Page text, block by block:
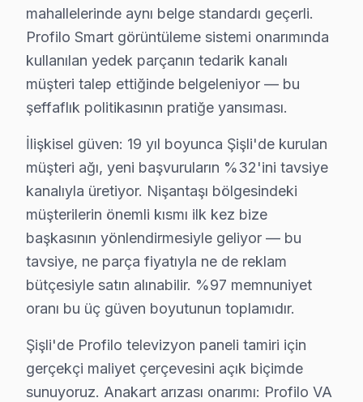
Kuştepe Mahallesi, müreffeh bir yaşam alanı
Mahmut Şevket Paşa'da Profilo TV Servisi
Mahmut Şevket Paşa Mahallesi, sakin bir yaşam
Mecidiyeköy'de Profilo TV Servisi
Mecidiyeköy Mahallesi, hem ticari hem de konut
Meşrutiyet'de Profilo TV Servisi
Meşrutiyet Mahallesi, dinamik yapısı ve sosyal
Nişantaşı'nda Profilo TV Servisi
Nişantaşı Mahallesi, lüks yaşam alanları ve butik
Osmanbey'de Profilo TV Servisi
Osmanbey Mahallesi, merkezi konumu ile dikkat
Paşa'da Profilo TV Servisi
mahallelerinde aynı belge standardı geçerli.
Profilo Smart görüntüleme sistemi onarımında
kullanılan yedek parçanın tedarik kanalı
müşteri talep ettiğinde belgeleniyor — bu
şeffaflık politikasının pratiğe yansıması.
İlişkisel güven: 19 yıl boyunca Şişli'de kurulan
müşteri ağı, yeni başvuruların %32'ini tavsiye
kanalıyla üretiyor. Nişantaşı bölgesindeki
müşterilerin önemli kısmı ilk kez bize
başkasının yönlendirmesiyle geliyor — bu
tavsiye, ne parça fiyatıyla ne de reklam
bütçesiyle satın alınabilir. %97 memnuniyet
oranı bu üç güven boyutunun toplamıdır.
Şişli'de Profilo televizyon paneli tamiri için
gerçekçi maliyet çerçevesini açık biçimde
sunuyoruz. Anakart arızası onarımı: Profilo VA